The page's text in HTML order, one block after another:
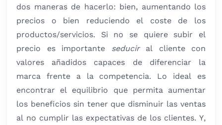
dos maneras de hacerlo: bien, aumentando los
precios o bien reduciendo el coste de los
productos/servicios. Si no se quiere subir el
precio es importante seduciral cliente con
valores añadidos capaces de diferenciar la
marca frente a la competencia. Lo ideal es
encontrar el equilibrio que permita aumentar
los beneficios sin tener que disminuir las ventas
al no cumplir las expectativas de los clientes. Y,